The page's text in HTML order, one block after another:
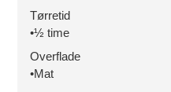
Tørretid
•½ time
Overflade
•Mat